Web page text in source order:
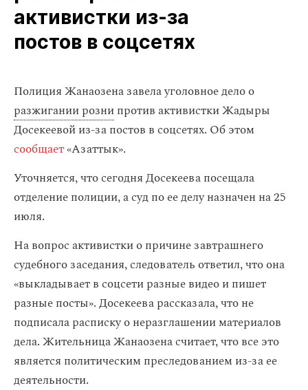
активистки из‑за
постов в соцсетях
Полиция Жанаозена завела уголовное дело о
разжигании рознипротив активистки Жадыры
Досекеевой из-за постов в соцсетях. Об этом
сообщает«Азаттык».
Уточняется, что сегодня Досекеева посещала
отделение полиции, а суд по ее делу назначен на 25
июля.
На вопрос активистки о причине завтрашнего
судебного заседания, следователь ответил, что она
«выкладывает в соцсети разные видео и пишет
разные посты». Досекеева рассказала, что не
подписала расписку о неразглашении материалов
дела. Жительница Жанаозена считает, что все это
является политическим преследованием из-за ее
деятельности.